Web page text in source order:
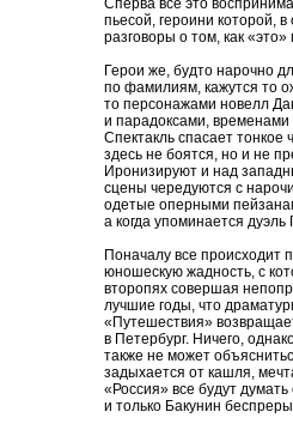
Сперва все это
пьесой, героини которой,
разговоры о том, как
Герои же, будто нарочно
по фамилиям, кажутся то
то персонажами новелл
и парадоксами,
Спектакль спасает
здесь не боятся, но и не
Иронизируют и над
сцены чередуются с
одетые оперными
а когда упоминается
Поначалу все происходит
юношескую жадность, с
второпях совершая
лучшие годы, что
«Путешествия»
в Петербург. Ничего,
также не может
задыхается от кашля,
«Россия» все будут
и только Бакунин